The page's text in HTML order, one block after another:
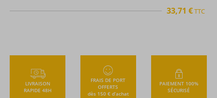
33,71 €TTC
LIVRAISON
RAPIDE 48H
FRAIS DE PORT
OFFERTS
dès 150 € d’achat
PAIEMENT 100%
SÉCURISÉ